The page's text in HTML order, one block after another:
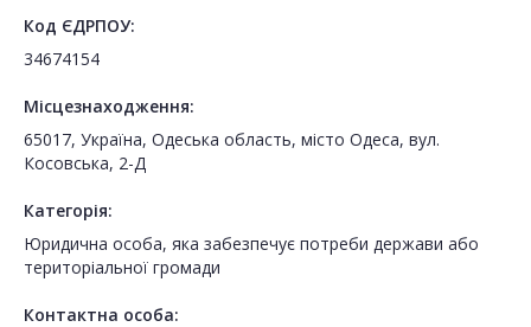
Код ЄДРПОУ:
34674154
Місцезнаходження:
65017, Україна, Одеська область, місто Одеса, вул.
Косовська, 2-Д
Категорія:
Юридична особа, яка забезпечує потреби держави або
територіальної громади
Контактна особа: